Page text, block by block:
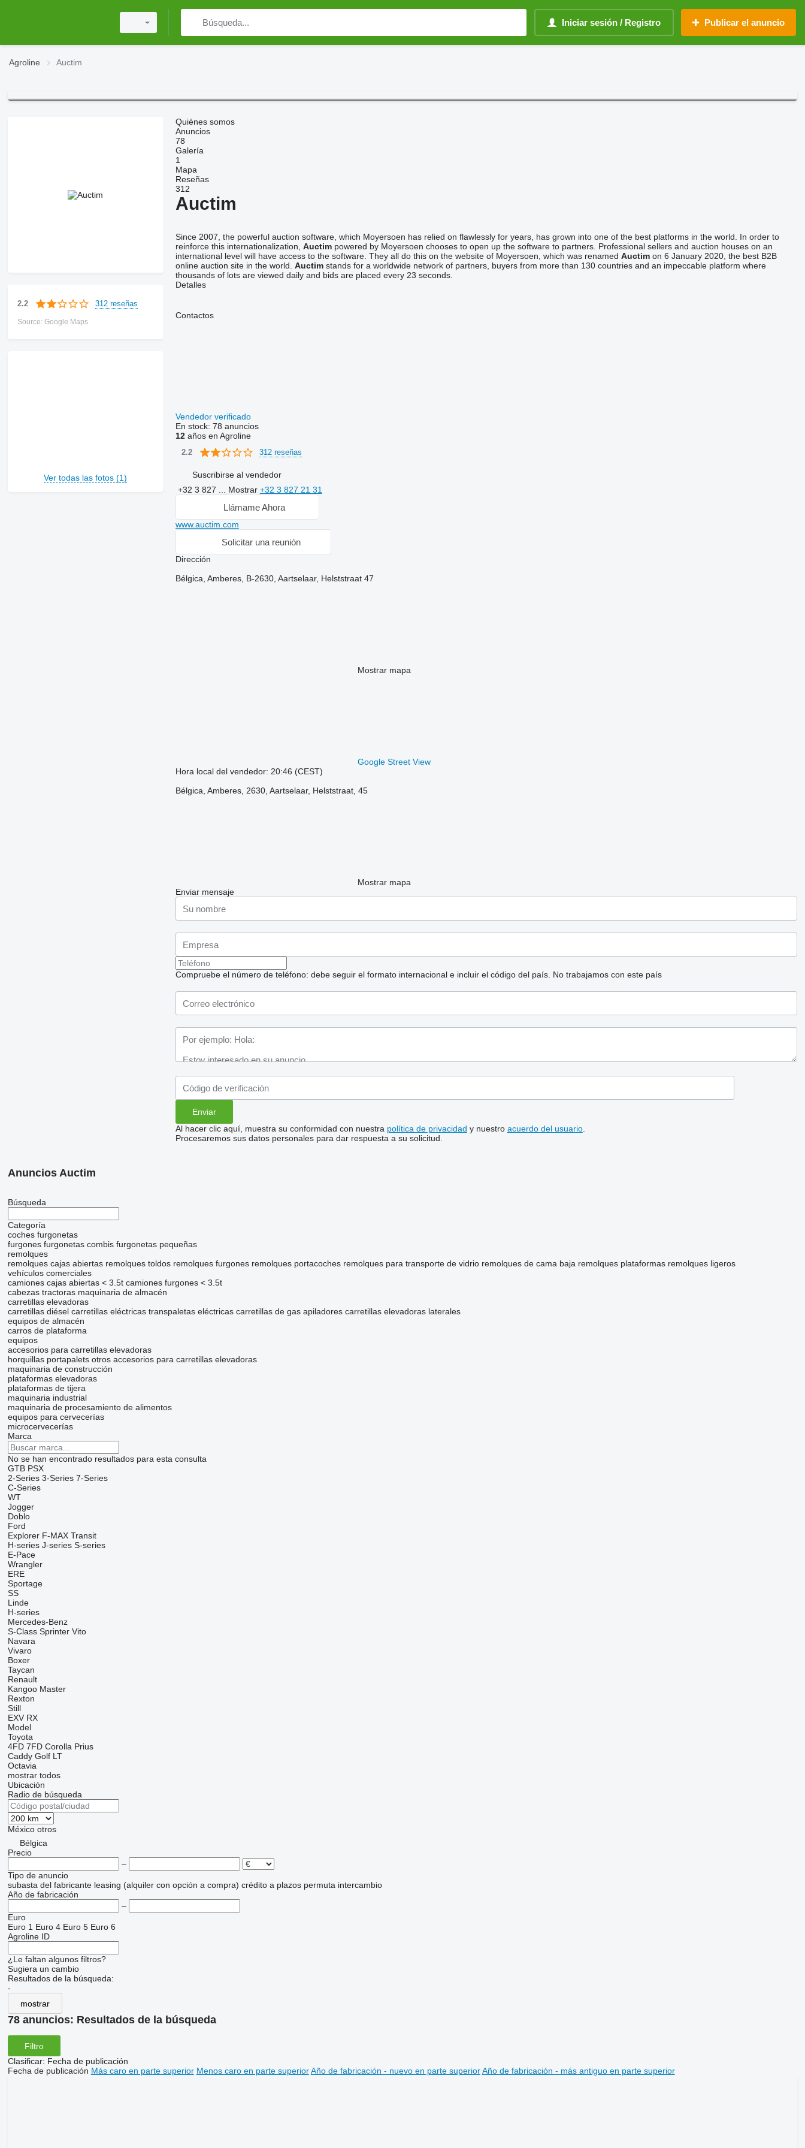
Iniciar sesión / Registro Publicar el anuncio
Agroline Auctim
2.2 312 reseñas
Source: Google Maps
Ver todas las fotos (1)
Quiénes somos
Anuncios
78
Galería
1
Mapa
Reseñas
312
Auctim
Since 2007, the powerful auction software, which Moyersoen has relied on flawlessly for years, has grown into one of the best platforms in the world. In order to
reinforce this internationalization, Auctimpowered by Moyersoen chooses to open up the software to partners. Professional sellers and auction houses on an
international level will have access to the software. They all do this on the website of Moyersoen, which was renamed Auctimon 6 January 2020, the best B2B
online auction site in the world. Auctimstands for a worldwide network of partners, buyers from more than 130 countries and an impeccable platform where
thousands of lots are viewed daily and bids are placed every 23 seconds.
Detalles
Contactos
Vendedor verificado
En stock: 78 anuncios
12años en Agroline
2.2 312 reseñas
Suscribirse al vendedor
+32 3 827 ... Mostrar +32 3 827 21 31
Llámame Ahora
www.auctim.com
Solicitar una reunión
Dirección
Bélgica, Amberes, B-2630, Aartselaar, Helststraat 47
Mostrar mapa
Google Street View
Hora local del vendedor: 20:46 (CEST)
Bélgica, Amberes, 2630, Aartselaar, Helststraat, 45
Mostrar mapa
Enviar mensaje
Compruebe el número de teléfono: debe seguir el formato internacional e incluir el código del país. No trabajamos con este país
Al hacer clic aquí, muestra su conformidad con nuestra política de privacidad y nuestro acuerdo del usuario.
Procesaremos sus datos personales para dar respuesta a su solicitud.
Anuncios Auctim
Búsqueda
Categoría
coches furgonetas
furgones furgonetas combis furgonetas pequeñas
remolques
remolques cajas abiertas remolques toldos remolques furgones remolques portacoches remolques para transporte de vidrio remolques de cama baja remolques plataformas remolques ligeros
vehículos comerciales
camiones cajas abiertas < 3.5t camiones furgones < 3.5t
cabezas tractoras maquinaria de almacén
carretillas elevadoras
carretillas diésel carretillas eléctricas transpaletas eléctricas carretillas de gas apiladores carretillas elevadoras laterales
equipos de almacén
carros de plataforma
equipos
accesorios para carretillas elevadoras
horquillas portapalets otros accesorios para carretillas elevadoras
maquinaria de construcción
plataformas elevadoras
plataformas de tijera
maquinaria industrial
maquinaria de procesamiento de alimentos
equipos para cervecerías
microcervecerías
Marca
No se han encontrado resultados para esta consulta
GTB PSX
2-Series 3-Series 7-Series
C-Series
WT
Jogger
Doblo
Ford
Explorer F-MAX Transit
H-series J-series S-series
E-Pace
Wrangler
ERE
Sportage
SS
Linde
H-series
Mercedes-Benz
S-Class Sprinter Vito
Navara
Vivaro
Boxer
Taycan
Renault
Kangoo Master
Rexton
Still
EXV RX
Model
Toyota
4FD 7FD Corolla Prius
Caddy Golf LT
Octavia
mostrar todos
Ubicación
Radio de búsqueda
México otros
Bélgica
Precio
–
Tipo de anuncio
subasta del fabricante leasing (alquiler con opción a compra) crédito a plazos permuta intercambio
Año de fabricación
–
Euro
Euro 1 Euro 4 Euro 5 Euro 6
Agroline ID
¿Le faltan algunos filtros?
Sugiera un cambio
Resultados de la búsqueda:
-
mostrar
78 anuncios: Resultados de la búsqueda
Filtro
Clasificar: Fecha de publicación
Fecha de publicación Más caro en parte superior Menos caro en parte superior Año de fabricación - nuevo en parte superior Año de fabricación - más antiguo en parte superior